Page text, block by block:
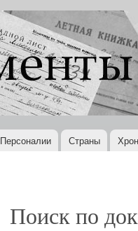
Персоналии Страны
Поиск по